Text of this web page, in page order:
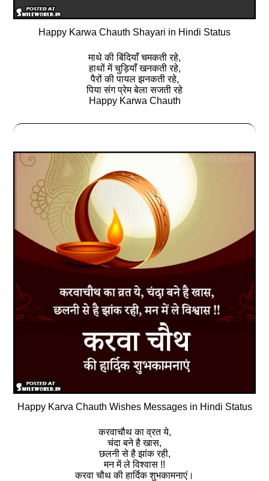
Happy Karwa Chauth Shayari in Hindi Status
माथे की बिंदियाँ चमकती रहे,
हाथों में चुड़ियाँ खनकती रहे,
पैरों की पायल झनकती रहे,
पिया संग प्रेम बेला सजती रहे
Happy Karwa Chauth
Happy Karva Chauth Wishes Messages in Hindi Status
करवाचौथ का व्रत ये,
चंदा बने है खास,
छलनी से है झांक रही,
मन में ले विश्वास !!
करवा चौथ की हार्दिक शुभकामनाएं।